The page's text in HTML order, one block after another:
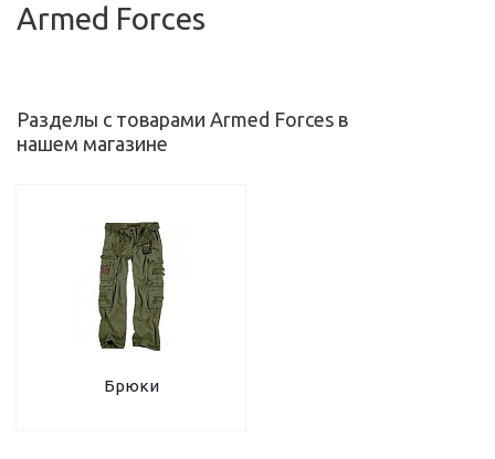
Armed Forces
Разделы с товарами Armed Forces в
нашем магазине
Брюки